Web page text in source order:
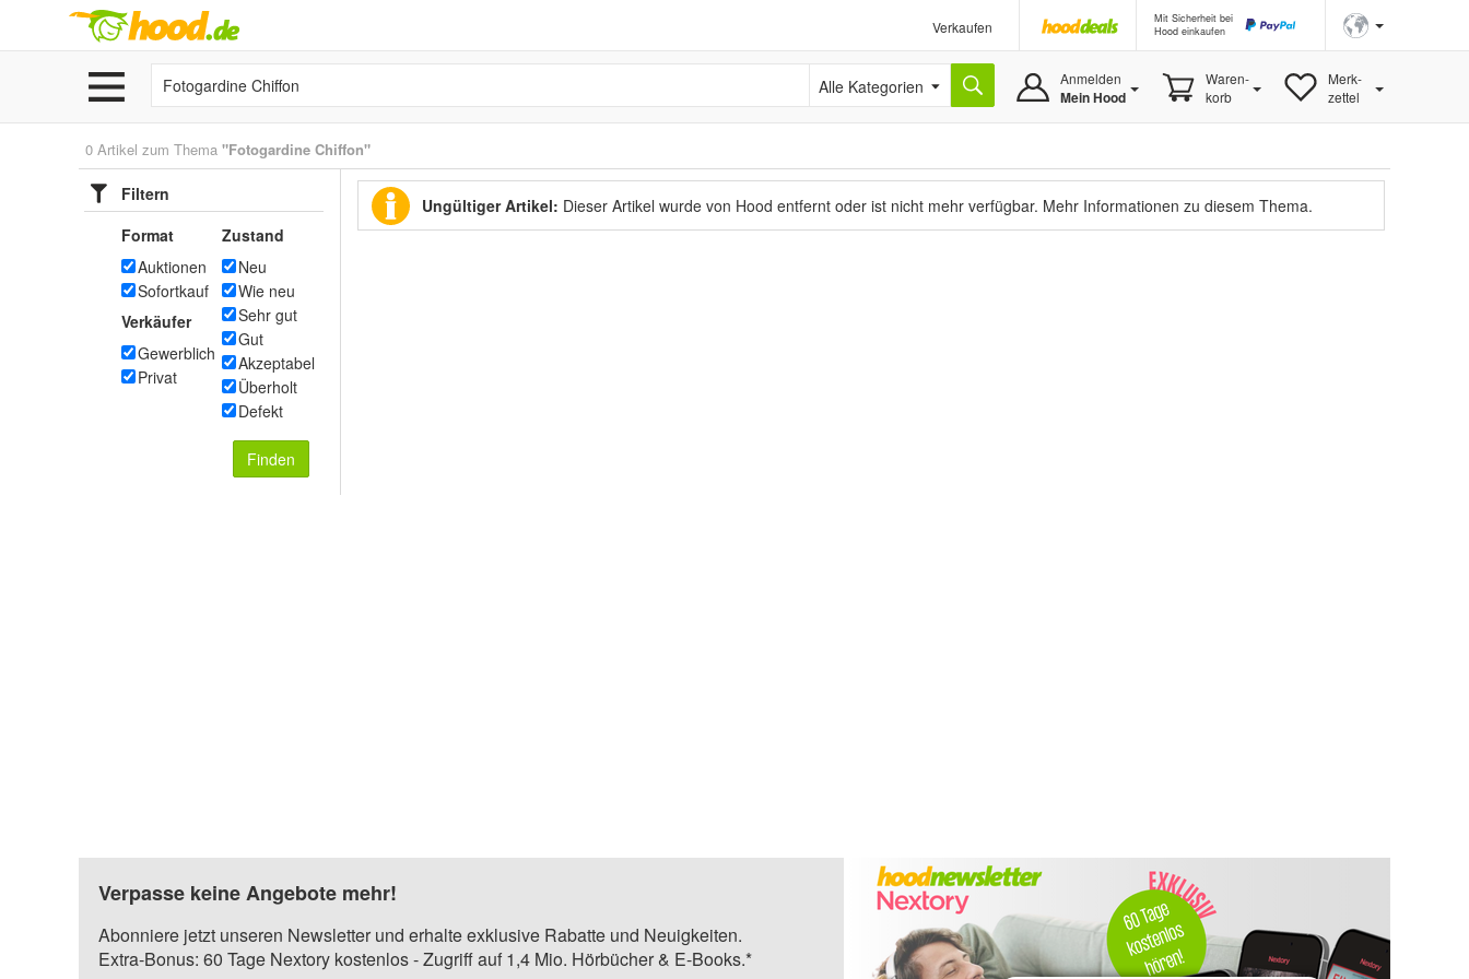
Verkaufen
Mit Sicherheit bei
Hood einkaufen
Alle Kategorien Anmelden
Mein Hood
Waren-
korb
Merk-
zettel
0 Artikel zum Thema "Fotogardine Chiffon"
Filtern
Format
Auktionen
Sofortkauf
Verkäufer
Gewerblich
Privat
Zustand
Neu
Wie neu
Sehr gut
Gut
Akzeptabel
Überholt
Defekt
Finden
Ungültiger Artikel: Dieser Artikel wurde von Hood entfernt oder ist nicht mehr verfügbar. Mehr Informationen zu diesem Thema.
Verpasse keine Angebote mehr!
Abonniere jetzt unseren Newsletter und erhalte exklusive Rabatte und Neuigkeiten.
Extra-Bonus: 60 Tage Nextory kostenlos - Zugriff auf 1,4 Mio. Hörbücher & E-Books.*